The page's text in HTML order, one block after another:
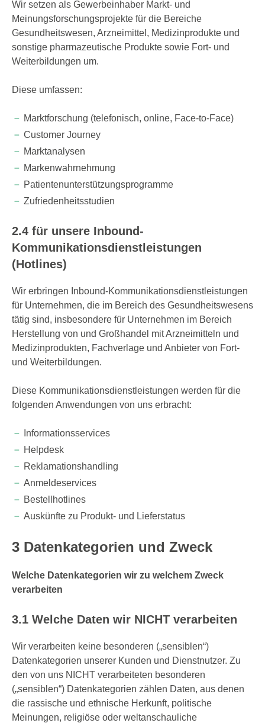
Wir setzen als Gewerbeinhaber Markt- und
Meinungsforschungsprojekte für die Bereiche
Gesundheitswesen, Arzneimittel, Medizinprodukte und
sonstige pharmazeutische Produkte sowie Fort- und
Weiterbildungen um.
Diese umfassen:
Marktforschung (telefonisch, online, Face-to-Face)
Customer Journey
Marktanalysen
Markenwahrnehmung
Patientenunterstützungsprogramme
Zufriedenheitsstudien
2.4 für unsere Inbound-
Kommunikationsdienstleistungen
(Hotlines)
Wir erbringen Inbound-Kommunikationsdienstleistungen
für Unternehmen, die im Bereich des Gesundheitswesens
tätig sind, insbesondere für Unternehmen im Bereich
Herstellung von und Großhandel mit Arzneimitteln und
Medizinprodukten, Fachverlage und Anbieter von Fort-
und Weiterbildungen.
Diese Kommunikationsdienstleistungen werden für die
folgenden Anwendungen von uns erbracht:
Informationsservices
Helpdesk
Reklamationshandling
Anmeldeservices
Bestellhotlines
Auskünfte zu Produkt- und Lieferstatus
3 Datenkategorien und Zweck
Welche Datenkategorien wir zu welchem Zweck
verarbeiten
3.1 Welche Daten wir NICHT verarbeiten
Wir verarbeiten keine besonderen („sensiblen“)
Datenkategorien unserer Kunden und Dienstnutzer. Zu
den von uns NICHT verarbeiteten besonderen
(„sensiblen“) Datenkategorien zählen Daten, aus denen
die rassische und ethnische Herkunft, politische
Meinungen, religiöse oder weltanschauliche